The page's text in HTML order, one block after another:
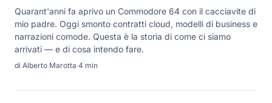
Quarant'anni fa aprivo un Commodore 64 con il cacciavite di
mio padre. Oggi smonto contratti cloud, modelli di business e
narrazioni comode. Questa è la storia di come ci siamo
arrivati — e di cosa intendo fare.
di Alberto Marotta·4 min